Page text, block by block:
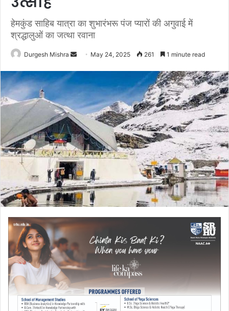
हेमकुंड साहिब यात्रा का शुभारंभरू पंज प्यारों की अगुवाई में
श्रद्धालुओं का जत्था रवाना
Durgesh Mishra
Send May 24, 2025 261 1 minute read